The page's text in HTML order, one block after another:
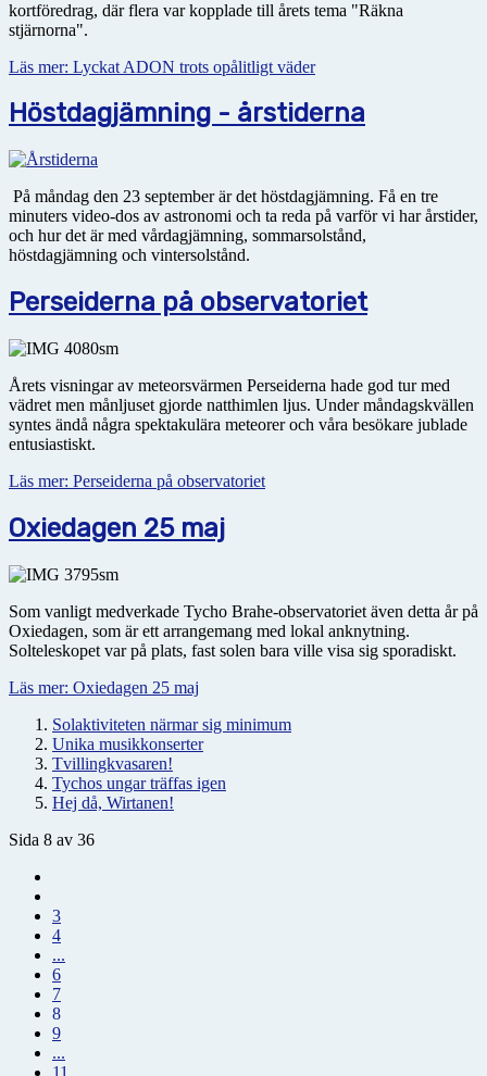
kortföredrag, där flera var kopplade till årets tema "Räkna
stjärnorna".
Läs mer: Lyckat ADON trots opålitligt väder
Höstdagjämning - årstiderna
På måndag den 23 september är det höstdagjämning. Få en tre
minuters video-dos av astronomi och ta reda på varför vi har årstider,
och hur det är med vårdagjämning, sommarsolstånd,
höstdagjämning och vintersolstånd.
Perseiderna på observatoriet
Årets visningar av meteorsvärmen Perseiderna hade god tur med
vädret men månljuset gjorde natthimlen ljus. Under måndagskvällen
syntes ändå några spektakulära meteorer och våra besökare jublade
entusiastiskt.
Läs mer: Perseiderna på observatoriet
Oxiedagen 25 maj
Som vanligt medverkade Tycho Brahe-observatoriet även detta år på
Oxiedagen, som är ett arrangemang med lokal anknytning.
Solteleskopet var på plats, fast solen bara ville visa sig sporadiskt.
Läs mer: Oxiedagen 25 maj
Solaktiviteten närmar sig minimum
Unika musikkonserter
Tvillingkvasaren!
Tychos ungar träffas igen
Hej då, Wirtanen!
Sida 8 av 36
3
4
...
6
7
8
9
...
11